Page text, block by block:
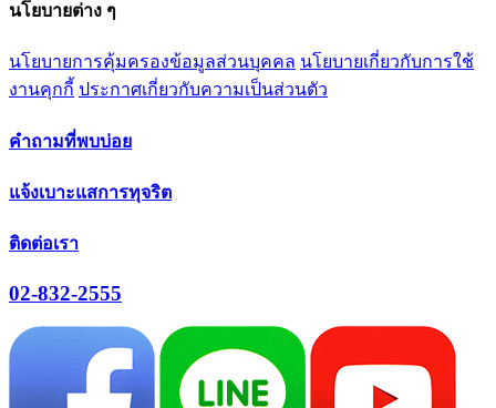
นโยบายต่าง ๆ
นโยบายการคุ้มครองข้อมูลส่วนบุคคล นโยบายเกี่ยวกับการใช้
งานคุกกี้ ประกาศเกี่ยวกับความเป็นส่วนตัว
คำถามที่พบบ่อย
แจ้งเบาะแสการทุจริต
ติดต่อเรา
02-832-2555